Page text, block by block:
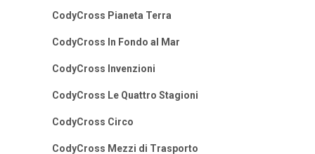
CodyCross Pianeta Terra
CodyCross In Fondo al Mar
CodyCross Invenzioni
CodyCross Le Quattro Stagioni
CodyCross Circo
CodyCross Mezzi di Trasporto